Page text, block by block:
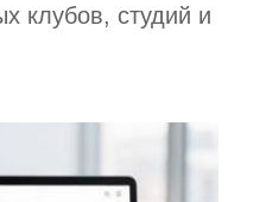
клубов, студий и